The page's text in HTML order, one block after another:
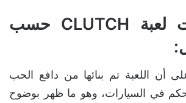
أهم مميزات لعبة CLUTCH حسب
أن اللعبة تم بنائها من دافع الحب
في السيارات، وهو ما ظهر بوضوح